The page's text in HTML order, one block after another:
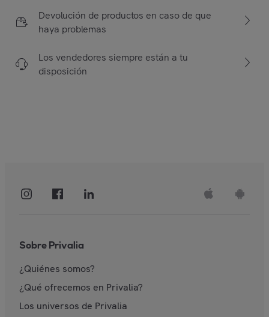
Devolución de productos en caso de que
haya problemas
Los vendedores siempre están a tu
disposición
Sobre Privalia
¿Quiénes somos?
¿Qué ofrecemos en Privalia?
Los universos de Privalia